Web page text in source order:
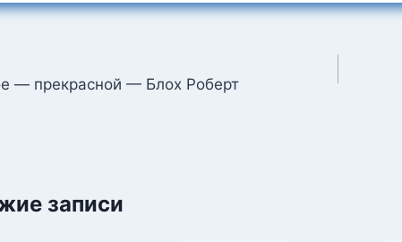
— прекрасной — Блох Роберт
записи